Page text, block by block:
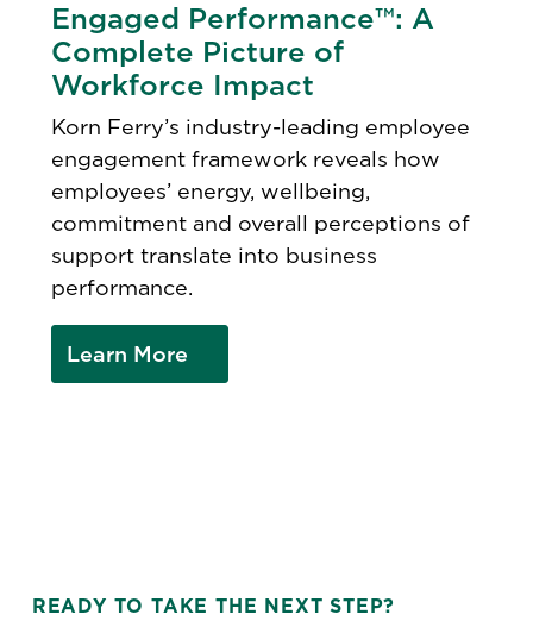
Engaged Performance™: A
Complete Picture of
Workforce Impact
Korn Ferry’s industry-leading employee
engagement framework reveals how
employees’ energy, wellbeing,
commitment and overall perceptions of
support translate into business
performance.
Learn More
READY TO TAKE THE NEXT STEP?